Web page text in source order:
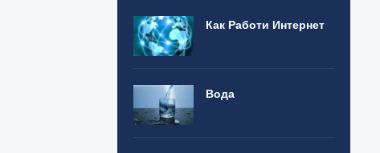
Как Работи Интернет
Вода